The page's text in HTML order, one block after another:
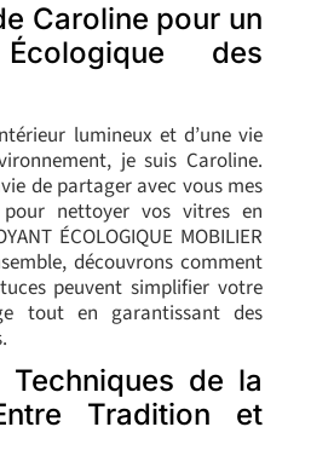
Caroline pour un
des
lumineux et d’une vie
je suis Caroline.
de partager avec vous mes
pour nettoyer vos vitres en
ÉCOLOGIQUE MOBILIER
découvrons comment
peuvent simplifier votre
tout en garantissant des
Techniques de la
Tradition et